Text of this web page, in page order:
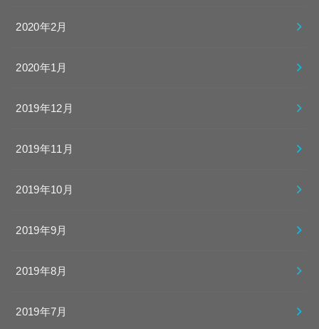
2020年2月
2020年1月
2019年12月
2019年11月
2019年10月
2019年9月
2019年8月
2019年7月